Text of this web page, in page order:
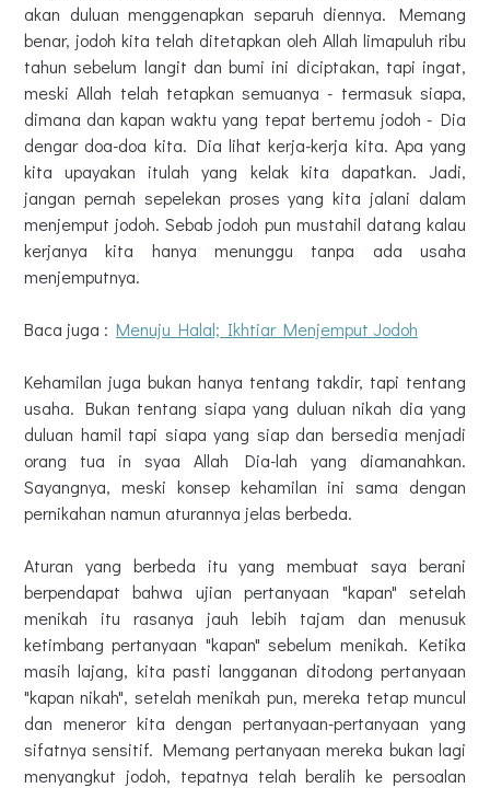
akan duluan menggenapkan separuh diennya. Memang
benar, jodoh kita telah ditetapkan oleh Allah limapuluh ribu
tahun sebelum langit dan bumi ini diciptakan, tapi ingat,
meski Allah telah tetapkan semuanya - termasuk siapa,
dimana dan kapan waktu yang tepat bertemu jodoh - Dia
dengar doa-doa kita. Dia lihat kerja-kerja kita. Apa yang
kita upayakan itulah yang kelak kita dapatkan. Jadi,
jangan pernah sepelekan proses yang kita jalani dalam
menjemput jodoh. Sebab jodoh pun mustahil datang kalau
kerjanya kita hanya menunggu tanpa ada usaha
menjemputnya.
Baca juga : Menuju Halal; Ikhtiar Menjemput Jodoh
Kehamilan juga bukan hanya tentang takdir, tapi tentang
usaha. Bukan tentang siapa yang duluan nikah dia yang
duluan hamil tapi siapa yang siap dan bersedia menjadi
orang tua in syaa Allah Dia-lah yang diamanahkan.
Sayangnya, meski konsep kehamilan ini sama dengan
pernikahan namun aturannya jelas berbeda.
Aturan yang berbeda itu yang membuat saya berani
berpendapat bahwa ujian pertanyaan "kapan" setelah
menikah itu rasanya jauh lebih tajam dan menusuk
ketimbang pertanyaan "kapan" sebelum menikah. Ketika
masih lajang, kita pasti langganan ditodong pertanyaan
"kapan nikah", setelah menikah pun, mereka tetap muncul
dan meneror kita dengan pertanyaan-pertanyaan yang
sifatnya sensitif. Memang pertanyaan mereka bukan lagi
menyangkut jodoh, tepatnya telah beralih ke persoalan